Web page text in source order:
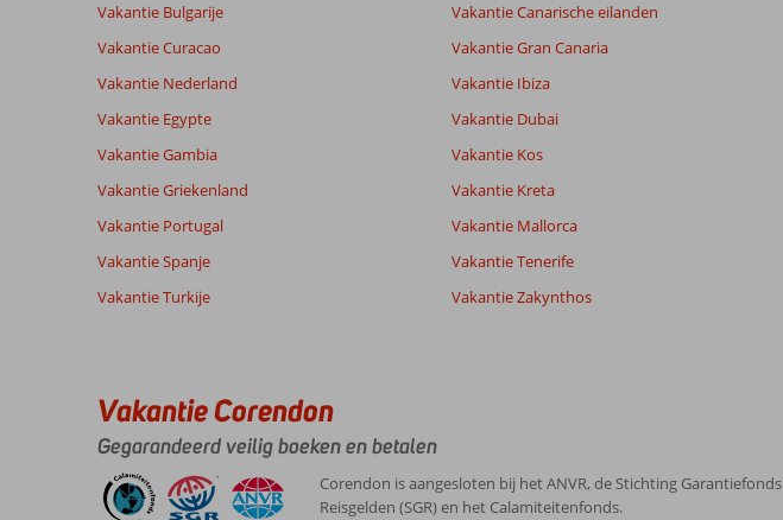
Totale score
13
beoordelingen
7,1 Eten
6,0
Kamers
Wifi kwaliteit
van onze
klanten
Alle
Anoniem
Nederland
Met partner
,
02 oktober 2024
Malia
erg
leuk.
Een
Service 10
Prijs/kwaliteit
10
Eten -
Kamers 10
Kindvriendelijk
-
Vakantie Bulgarije
Vakantie Curacao
Vakantie Nederland
Vakantie Egypte
Vakantie Gambia
Vakantie Griekenland
Vakantie Portugal
Vakantie Spanje
Vakantie Turkije
Vakantie Canarische eilanden
Vakantie Gran Canaria
Vakantie Ibiza
Vakantie Dubai
Vakantie Kos
Vakantie Kreta
Vakantie Mallorca
Vakantie Tenerife
Vakantie Zakynthos
Vakantie Corendon
Gegarandeerd veilig boeken en betalen
Corendon is aangesloten bij het ANVR, de Stichting Garantiefonds
Reisgelden (SGR) en het Calamiteitenfonds.